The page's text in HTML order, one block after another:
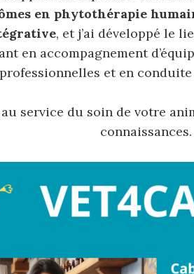
en phytothérapie
, et j’ai développé le
en accompagnement
professionnelles et en
service du soin de votre
connaissances.